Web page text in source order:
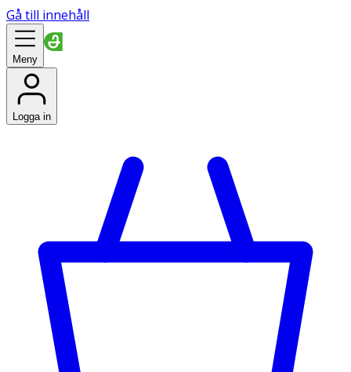
Gå till innehåll
Meny
Logga in